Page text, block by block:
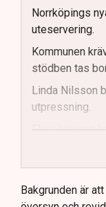
Norrköpings
uteservering.
Kommunen
stödben tas
Linda Nilsson
utpressning.
Flera krögare
Kommunen
uteserveringar.
Bakgrunden är